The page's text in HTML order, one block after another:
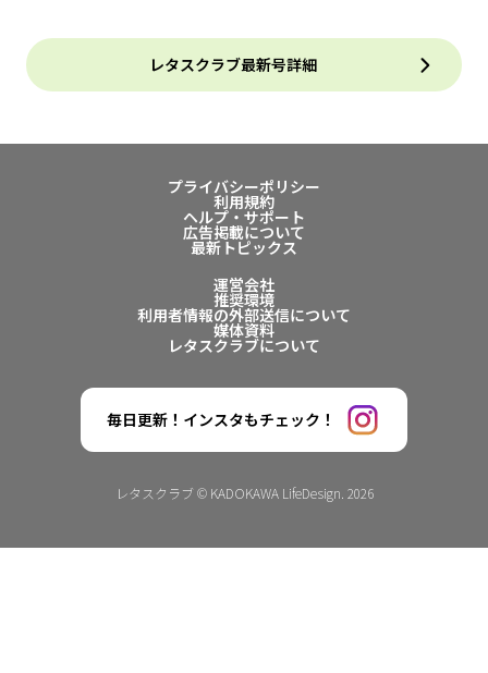
レタスクラブ最新号詳細
プライバシーポリシー
利用規約
ヘルプ・サポート
広告掲載について
最新トピックス
運営会社
推奨環境
利用者情報の外部送信について
媒体資料
レタスクラブについて
毎日更新！インスタもチェック！
レタスクラブ © KADOKAWA LifeDesign. 2026